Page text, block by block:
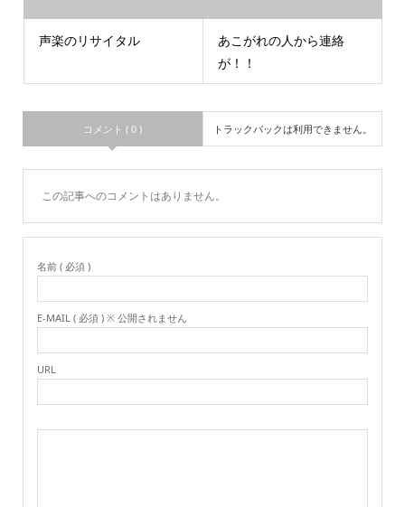
声楽のリサイタル
あこがれの人から連絡
が！！
コメント ( 0 ) トラックバックは利用できません。
この記事へのコメントはありません。
名前 ( 必須 )
E-MAIL ( 必須 ) ※ 公開されません
URL